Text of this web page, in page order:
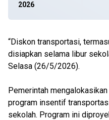
2026
“Diskon transportasi,
disiapkan selama libur
Selasa (26/5/2026).
Pemerintah
program insentif
sekolah. Program ini